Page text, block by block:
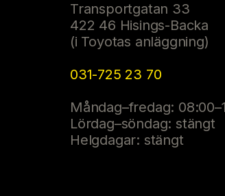
Transportgatan 33
422 46 Hisings-Backa
(i Toyotas anläggning)
031-725 23 70
Måndag–fredag:
Lördag–söndag: stängt
Helgdagar: stängt